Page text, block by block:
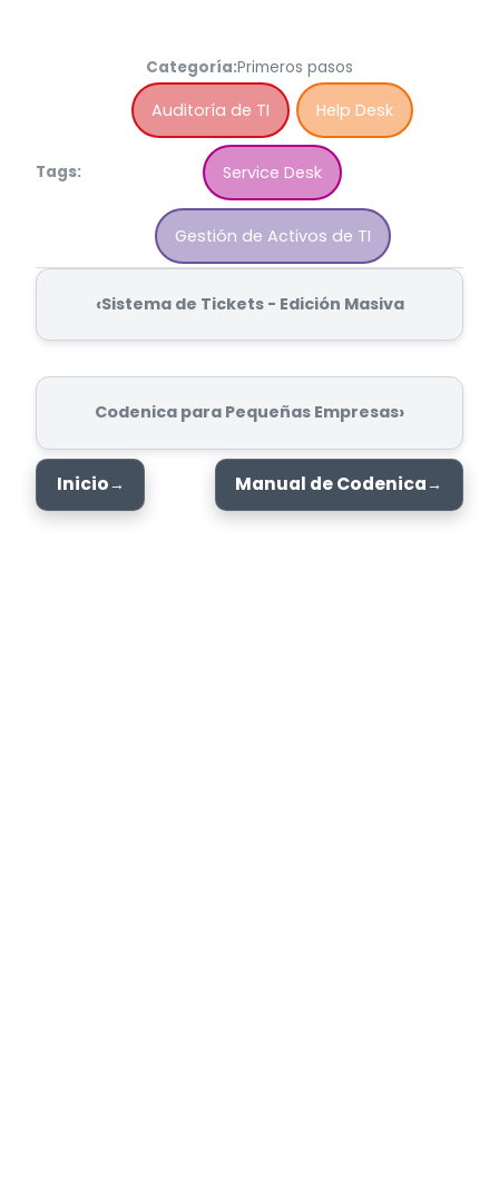
Categoría:Primeros pasos
Tags:
Auditoría de TI Help Desk
Service Desk
Gestión de Activos de TI
‹Sistema de Tickets - Edición Masiva
Codenica para Pequeñas Empresas›
Inicio Manual de Codenica